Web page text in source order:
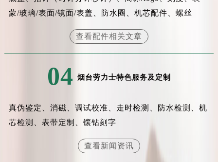
蒙/玻璃/表面/镜面/表盖、防水圈、机芯配件、螺丝
查看配件相关文章
04 烟台劳力士特色服务及定制
真伪鉴定、消磁、调试校准、走时检测、防水检测、机
芯检测、表带定制、镶钻刻字
查看新闻资讯